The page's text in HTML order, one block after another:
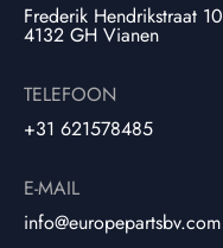
Frederik Hendrikstraat 10
4132 GH Vianen
TELEFOON
+31 621578485
E-MAIL
info@europepartsbv.com